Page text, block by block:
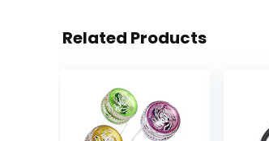
Related Products